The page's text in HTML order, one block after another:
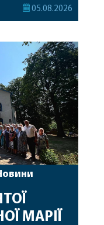
підносилися
за воїнів, які
05.08.2026
МАРІЇ